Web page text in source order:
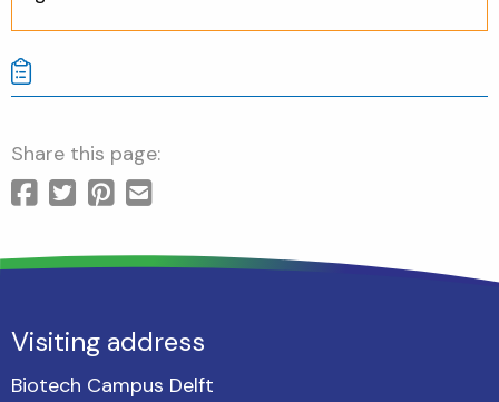
Share this page:
Visiting address
Biotech Campus Delft